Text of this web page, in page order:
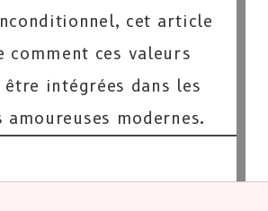
cet article
comment ces valeurs
être intégrées dans les
amoureuses modernes.